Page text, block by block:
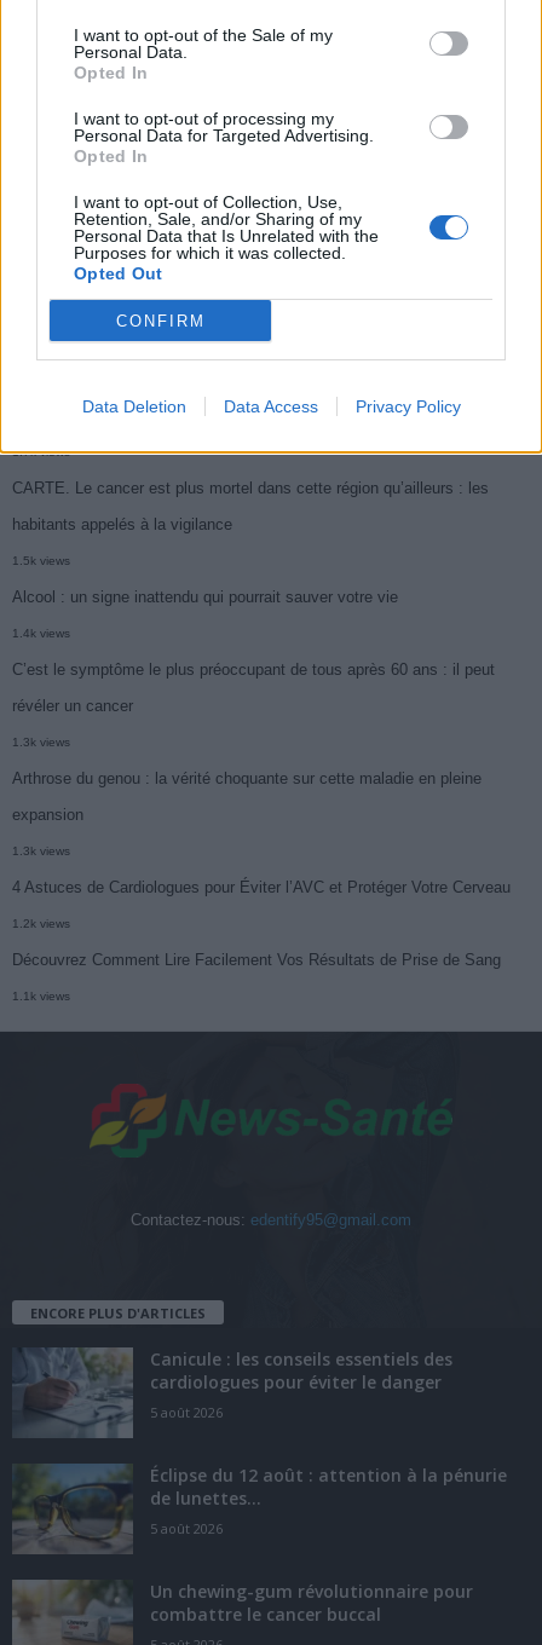
I want to opt-out of the Sale of my
Personal Data.
Opted In
I want to opt-out of processing my
Personal Data for Targeted Advertising.
Opted In
I want to opt-out of Collection, Use,
Retention, Sale, and/or Sharing of my
Personal Data that Is Unrelated with the
Purposes for which it was collected.
Opted Out
CONFIRM
Data Deletion Data Access Privacy Policy
Populaires
Médicament retiré en urgence pour risques graves et données falsifiées
Ce cancer mortel explose chez les personnes nées après 1980 : le
symptôme à repérer
Je suis cardiologue et voici le seul chocolat que je valide : c’est le
meilleur pour le cœur
Cancer du foie : Symptômes silencieux mais vitaux à connaître
1.7k views
CARTE. Le cancer est plus mortel dans cette région qu’ailleurs : les
habitants appelés à la vigilance
1.5k views
Alcool : un signe inattendu qui pourrait sauver votre vie
1.4k views
C’est le symptôme le plus préoccupant de tous après 60 ans : il peut
révéler un cancer
1.3k views
Arthrose du genou : la vérité choquante sur cette maladie en pleine
expansion
1.3k views
4 Astuces de Cardiologues pour Éviter l’AVC et Protéger Votre Cerveau
1.2k views
Découvrez Comment Lire Facilement Vos Résultats de Prise de Sang
1.1k views
Contactez-nous: edentify95@gmail.com
ENCORE PLUS D'ARTICLES
Canicule : les conseils essentiels des
cardiologues pour éviter le danger
5 août 2026
Éclipse du 12 août : attention à la pénurie
de lunettes...
5 août 2026
Un chewing-gum révolutionnaire pour
combattre le cancer buccal